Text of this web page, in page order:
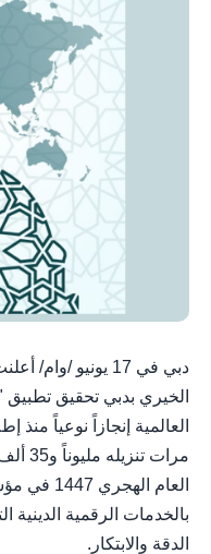
دبي في 17 يونيو /
العالمية إنجازاً نوعياً
العام
بالخدمات الرقمية الدينية
الدقة والابتكار.